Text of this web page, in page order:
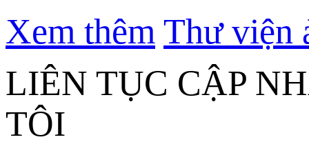
Xem thêm Thư viện
LIÊN TỤC CẬP
TÔI